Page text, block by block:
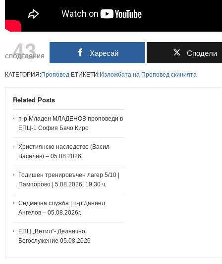
43
СПОДЕЛЯНИЯ Харесай Сподели
КАТЕГОРИЯ:Проповед ЕТИКЕТИ:Изложбата на Проповед скинията
Related Posts
п-р Младен МЛАДЕНОВ проповеди в
ЕПЦ-1 София Бачо Киро
Християнско наследство (Васил
Василев) – 05.08.2026
Годишен тренировъчен лагер 5/10 |
Пампорово | 5.08.2026, 19:30 ч.
Седмична служба | п-р Даниел
Ангелов – 05.08.2026г.
ЕПЦ „Ветил“- Делнично
Богослужение 05.08.2026